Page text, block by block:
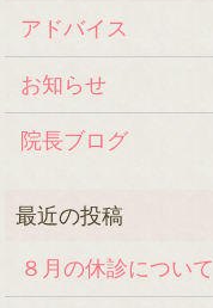
アドバイス
お知らせ
院長ブログ
８月の休診について